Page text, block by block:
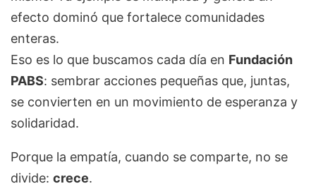
efecto dominó que fortalece comunidades
enteras.
Eso es lo que buscamos cada día en Fundación
PABS: sembrar acciones pequeñas que, juntas,
se convierten en un movimiento de esperanza y
solidaridad.
Porque la empatía, cuando se comparte, no se
divide: crece.